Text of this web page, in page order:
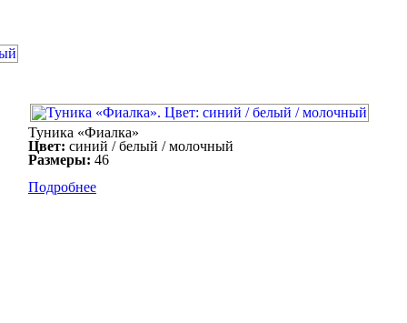
Туника «Фиалка»
Цвет: синий / белый / молочный
Размеры: 46
Подробнее